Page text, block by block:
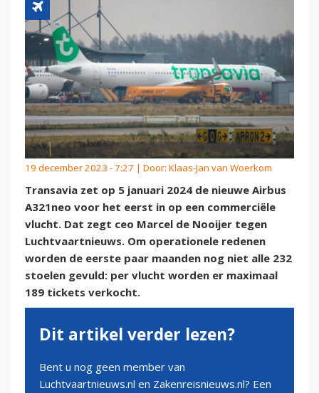
19 december 2023 - 7:27 | Door: Klaas-Jan van Woerkom
Transavia zet op 5 januari 2024 de nieuwe Airbus
A321neo voor het eerst in op een commerciële
vlucht. Dat zegt ceo Marcel de Nooijer tegen
Luchtvaartnieuws. Om operationele redenen
worden de eerste paar maanden nog niet alle 232
stoelen gevuld: per vlucht worden er maximaal
189 tickets verkocht.
Dit artikel verder lezen?
Bent u nog geen member van
Luchtvaartnieuws.nl en Zakenreisnieuws.nl? Een